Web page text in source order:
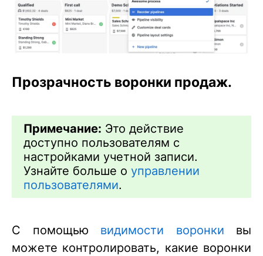
Прозрачность воронки продаж.
Примечание: Это действие
доступно пользователям с
настройками учетной записи.
Узнайте больше о управлении
пользователями.
С помощью видимости воронки вы
можете контролировать, какие воронки